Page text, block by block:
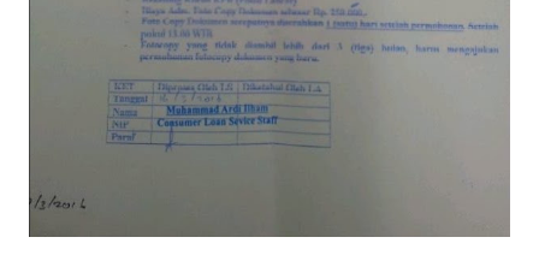
barulah aku mulai membersihkan wajah dengan menggunakan
alat pembersih wajah FOREO LUNA play plus Ada beberapa
plus : Basahi wajah dengan air, kemudian kasi sabun pembersih
wajah secara menyeluruh Hidupkan FOREO LUNA play plus
body FOREO, ...